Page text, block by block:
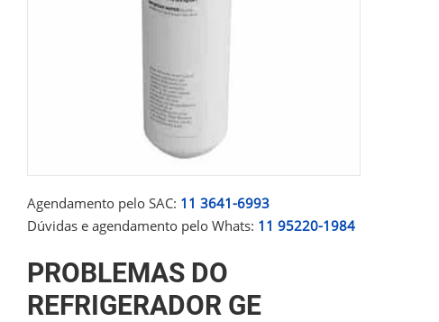
Agendamento pelo SAC: 11 3641-6993
Dúvidas e agendamento pelo Whats: 11 95220-1984
PROBLEMAS DO
REFRIGERADOR GE